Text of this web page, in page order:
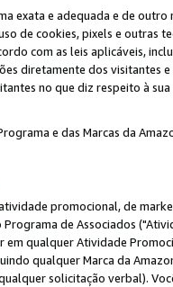
exata e adequada e de
de cookies, pixels e outras
com as leis aplicáveis,
diretamente dos visitantes
no que diz respeito à
e das Marcas da
promocional, de
de Associados
em qualquer Atividade
qualquer Marca da
solicitação verbal).